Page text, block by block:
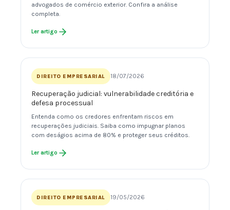
advogados de comércio exterior. Confira a análise
completa.
Ler artigo
DIREITO EMPRESARIAL 18/07/2026
Recuperação judicial: vulnerabilidade creditória e
defesa processual
Entenda como os credores enfrentam riscos em
recuperações judiciais. Saiba como impugnar planos
com deságios acima de 80% e proteger seus créditos.
Ler artigo
DIREITO EMPRESARIAL 19/05/2026